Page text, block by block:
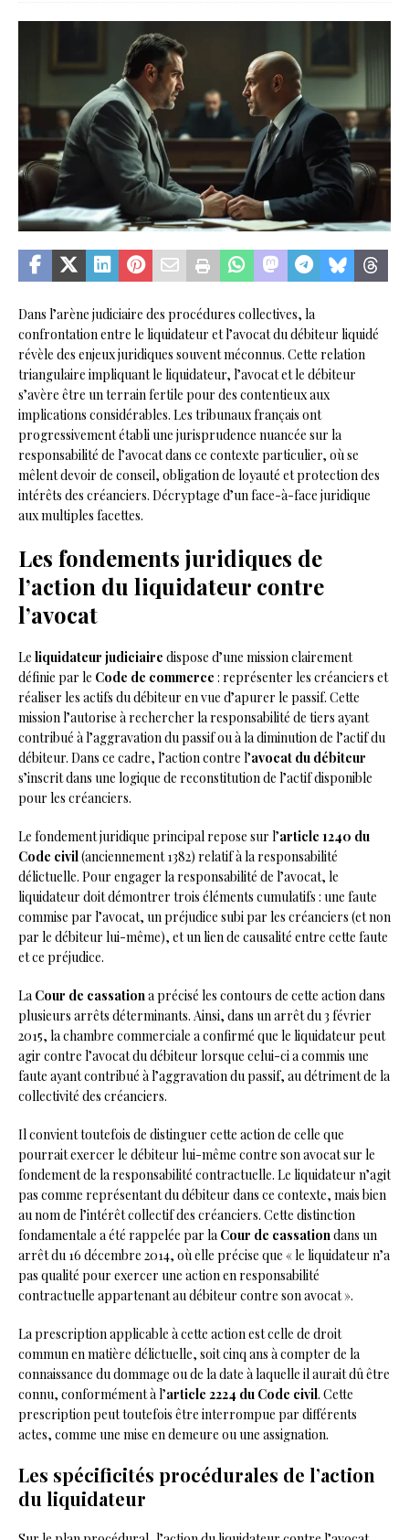
Dans l’arène judiciaire des procédures collectives, la
confrontation entre le liquidateur et l’avocat du débiteur liquidé
révèle des enjeux juridiques souvent méconnus. Cette relation
triangulaire impliquant le liquidateur, l’avocat et le débiteur
s’avère être un terrain fertile pour des contentieux aux
implications considérables. Les tribunaux français ont
progressivement établi une jurisprudence nuancée sur la
responsabilité de l’avocat dans ce contexte particulier, où se
mêlent devoir de conseil, obligation de loyauté et protection des
intérêts des créanciers. Décryptage d’un face-à-face juridique
aux multiples facettes.
Les fondements juridiques de
l’action du liquidateur contre
l’avocat
Le liquidateur judiciaire dispose d’une mission clairement
définie par le Code de commerce : représenter les créanciers et
réaliser les actifs du débiteur en vue d’apurer le passif. Cette
mission l’autorise à rechercher la responsabilité de tiers ayant
contribué à l’aggravation du passif ou à la diminution de l’actif du
débiteur. Dans ce cadre, l’action contre l’avocat du débiteur
s’inscrit dans une logique de reconstitution de l’actif disponible
pour les créanciers.
Le fondement juridique principal repose sur l’article 1240 du
Code civil(anciennement 1382) relatif à la responsabilité
délictuelle. Pour engager la responsabilité de l’avocat, le
liquidateur doit démontrer trois éléments cumulatifs : une faute
commise par l’avocat, un préjudice subi par les créanciers (et non
par le débiteur lui-même), et un lien de causalité entre cette faute
et ce préjudice.
La Cour de cassationa précisé les contours de cette action dans
plusieurs arrêts déterminants. Ainsi, dans un arrêt du 3 février
2015, la chambre commerciale a confirmé que le liquidateur peut
agir contre l’avocat du débiteur lorsque celui-ci a commis une
faute ayant contribué à l’aggravation du passif, au détriment de la
collectivité des créanciers.
Il convient toutefois de distinguer cette action de celle que
pourrait exercer le débiteur lui-même contre son avocat sur le
fondement de la responsabilité contractuelle. Le liquidateur n’agit
pas comme représentant du débiteur dans ce contexte, mais bien
au nom de l’intérêt collectif des créanciers. Cette distinction
fondamentale a été rappelée par la Cour de cassationdans un
arrêt du 16 décembre 2014, où elle précise que « le liquidateur n’a
pas qualité pour exercer une action en responsabilité
contractuelle appartenant au débiteur contre son avocat ».
La prescription applicable à cette action est celle de droit
commun en matière délictuelle, soit cinq ans à compter de la
connaissance du dommage ou de la date à laquelle il aurait dû être
connu, conformément à l’article 2224 du Code civil. Cette
prescription peut toutefois être interrompue par différents
actes, comme une mise en demeure ou une assignation.
Les spécificités procédurales de l’action
du liquidateur